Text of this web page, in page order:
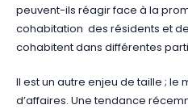
peuvent-ils réagir face à la
cohabitation des résidents et
cohabitent dans différentes
Il est un autre enjeu de taille ;
d’affaires. Une tendance